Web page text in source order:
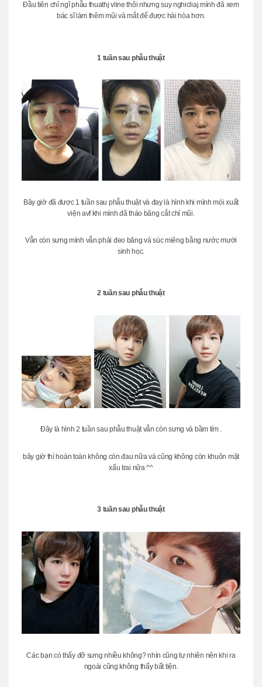
Đầu tiên chỉ ngĩ phẫu thuathj vline thôi nhưng suy nghicliaj mình đã xem
bác sĩ làm thêm mũi và mắt để được hài hòa hơn.
1 tuần sau phẫu thuật
Bây giờ đã được 1 tuần sau phẫu thuật và đay là hình khi mình mói xuất
viện avf khi mình đã tháo băng cắt chỉ mũi.
Vẫn còn sưng mình vẫn phải đeo băng và súc miêng bằng nước mưới
sinh học.
2 tuần sau phẫu thuật
Đây là hình 2 tuần sau phẫu thuật vẫn còn sưng và bầm tím .
bây giờ thì hoàn toàn không còn đau nữa và cũng không còn khuôn mặt
xấu trai nữa ^^
3 tuần sau phẫu thuật
Các bạn có thấy đỡ sưng nhiều không? nhìn cũng tự nhiên nên khi ra
ngoài cũng không thấy bất tiện.